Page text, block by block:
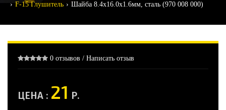
F-15 Глушитель
Шайба 8.4x16.0x1.6мм, сталь (970 008 000)
0 отзывов / Написать отзыв
ЦЕНА : 21 Р.